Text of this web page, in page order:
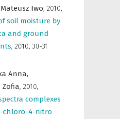
Iwo, 2010,
soil moisture by
and ground
, 2010, 30-31
Anna,
Zofia, 2010,
complexes
chloro-4-nitro